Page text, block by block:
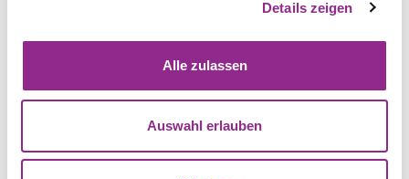
Details zeigen
Alle zulassen
Auswahl erlauben